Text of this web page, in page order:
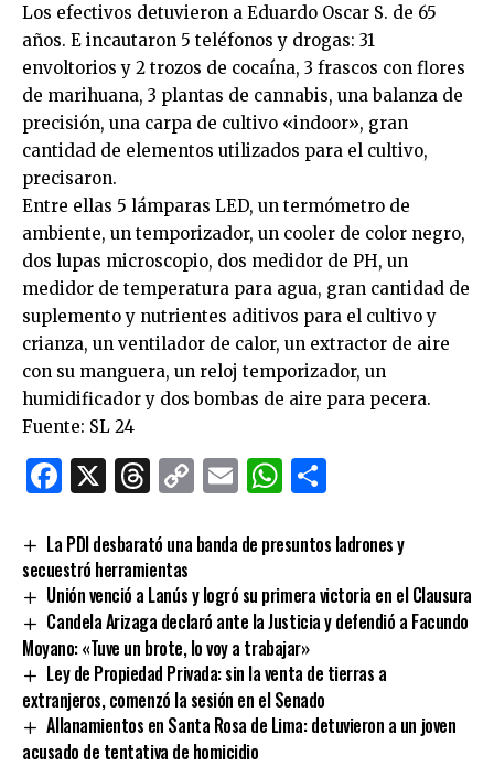
Los efectivos detuvieron a Eduardo Oscar S. de 65
años. E incautaron 5 teléfonos y drogas: 31
envoltorios y 2 trozos de cocaína, 3 frascos con flores
de marihuana, 3 plantas de cannabis, una balanza de
precisión, una carpa de cultivo «indoor», gran
cantidad de elementos utilizados para el cultivo,
precisaron.
Entre ellas 5 lámparas LED, un termómetro de
ambiente, un temporizador, un cooler de color negro,
dos lupas microscopio, dos medidor de PH, un
medidor de temperatura para agua, gran cantidad de
suplemento y nutrientes aditivos para el cultivo y
crianza, un ventilador de calor, un extractor de aire
con su manguera, un reloj temporizador, un
humidificador y dos bombas de aire para pecera.
Fuente: SL 24
Facebook
X Threads
CopyEmailWhatsApp
La PDI desbarató una banda de presuntos ladrones y
secuestró herramientas
Unión venció a Lanús y logró su primera victoria en el Clausura
Candela Arizaga declaró ante la Justicia y defendió a Facundo
Moyano: «Tuve un brote, lo voy a trabajar»
Ley de Propiedad Privada: sin la venta de tierras a
extranjeros, comenzó la sesión en el Senado
Allanamientos en Santa Rosa de Lima: detuvieron a un joven
acusado de tentativa de homicidio